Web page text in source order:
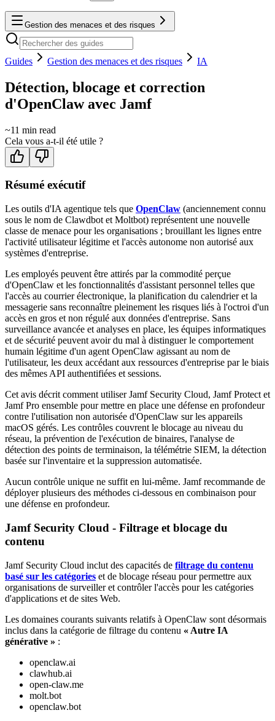
Gestion des menaces et des risques
Guides Gestion des menaces et des risques IA
Détection, blocage et correction
d'OpenClaw avec Jamf
~11 min read
Cela vous a-t-il été utile ?
Résumé exécutif
Les outils d'IA agentique tels que OpenClaw (anciennement connu
sous le nom de Clawdbot et Moltbot) représentent une nouvelle
classe de menace pour les organisations ; brouillant les lignes entre
l'activité utilisateur légitime et l'accès autonome non autorisé aux
systèmes d'entreprise.
Les employés peuvent être attirés par la commodité perçue
d'OpenClaw et les fonctionnalités d'assistant personnel telles que
l'accès au courrier électronique, la planification du calendrier et la
messagerie sans reconnaître pleinement les risques liés à l'octroi d'un
accès en gros et non régulé aux données d'entreprise. Sans
surveillance avancée et analyses en place, les équipes informatiques
et de sécurité peuvent avoir du mal à distinguer le comportement
humain légitime d'un agent OpenClaw agissant au nom de
l'utilisateur, les deux accédant aux ressources d'entreprise par le biais
des mêmes API authentifiées et sessions.
Cet avis décrit comment utiliser Jamf Security Cloud, Jamf Protect et
Jamf Pro ensemble pour mettre en place une défense en profondeur
contre l'utilisation non autorisée d'OpenClaw sur les appareils
macOS gérés. Les contrôles couvrent le blocage au niveau du
réseau, la prévention de l'exécution de binaires, l'analyse de
détection des points de terminaison, la télémétrie SIEM, la détection
basée sur l'inventaire et la suppression automatisée.
Aucun contrôle unique ne suffit en lui-même. Jamf recommande de
déployer plusieurs des méthodes ci-dessous en combinaison pour
une défense en profondeur.
Jamf Security Cloud - Filtrage et blocage du
contenu
Jamf Security Cloud inclut des capacités de filtrage du contenu
basé sur les catégories et de blocage réseau pour permettre aux
organisations de surveiller et contrôler l'accès pour les catégories
d'applications et de sites Web.
Les domaines courants suivants relatifs à OpenClaw sont désormais
inclus dans la catégorie de filtrage du contenu « Autre IA
générative » :
openclaw.ai
clawhub.ai
open-claw.me
molt.bot
openclaw.bot